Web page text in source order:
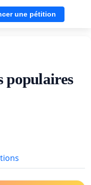
une pétition
populaires